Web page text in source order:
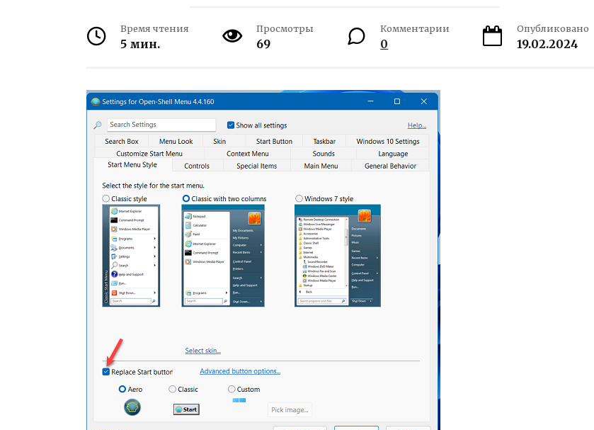
Время чтения
5 мин.
Просмотры
69
Комментарии
0
Опубликовано
19.02.2024